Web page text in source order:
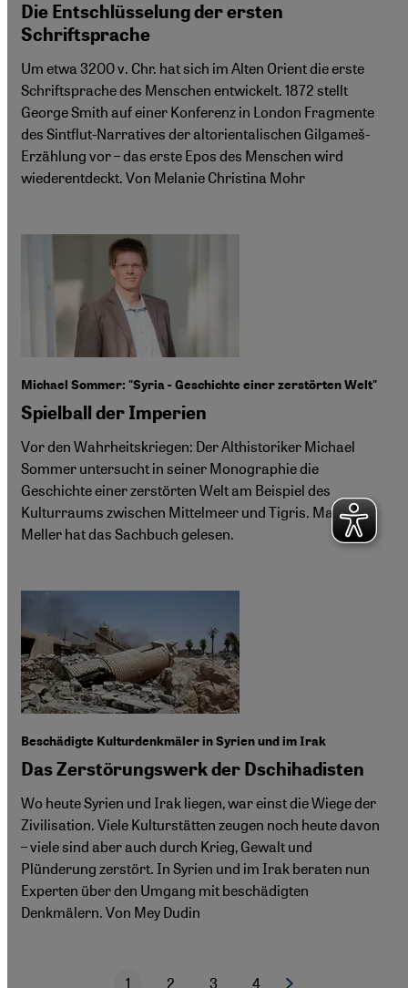
Die Entschlüsselung der ersten
Schriftsprache
Um etwa 3200 v. Chr. hat sich im Alten Orient die erste
Schriftsprache des Menschen entwickelt. 1872 stellt
George Smith auf einer Konferenz in London Fragmente
des Sintflut-Narratives der altorientalischen Gilgameš-
Erzählung vor – das erste Epos des Menschen wird
wiederentdeckt. Von Melanie Christina Mohr
Michael Sommer: "Syria - Geschichte einer zerstörten Welt"
Spielball der Imperien
Vor den Wahrheitskriegen: Der Althistoriker Michael
Sommer untersucht in seiner Monographie die
Geschichte einer zerstörten Welt am Beispiel des
Kulturraums zwischen Mittelmeer und Tigris. Marius
Meller hat das Sachbuch gelesen.
Beschädigte Kulturdenkmäler in Syrien und im Irak
Das Zerstörungswerk der Dschihadisten
Wo heute Syrien und Irak liegen, war einst die Wiege der
Zivilisation. Viele Kulturstätten zeugen noch heute davon
– viele sind aber auch durch Krieg, Gewalt und
Plünderung zerstört. In Syrien und im Irak beraten nun
Experten über den Umgang mit beschädigten
Denkmälern. Von Mey Dudin
1 2 3 4 Nächste Seite